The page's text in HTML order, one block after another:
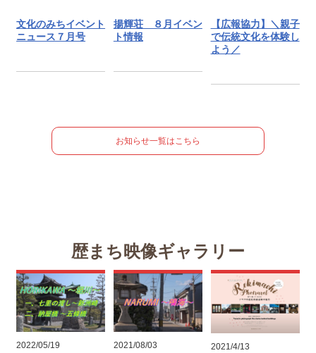
文化のみちイベント
ニュース７月号
揚輝荘 ８月イベン
ト情報
【広報協力】＼親子
で伝統文化を体験し
よう／
お知らせ一覧はこちら
歴まち映像ギャラリー
2022/05/19 2021/08/03 2021/4/13